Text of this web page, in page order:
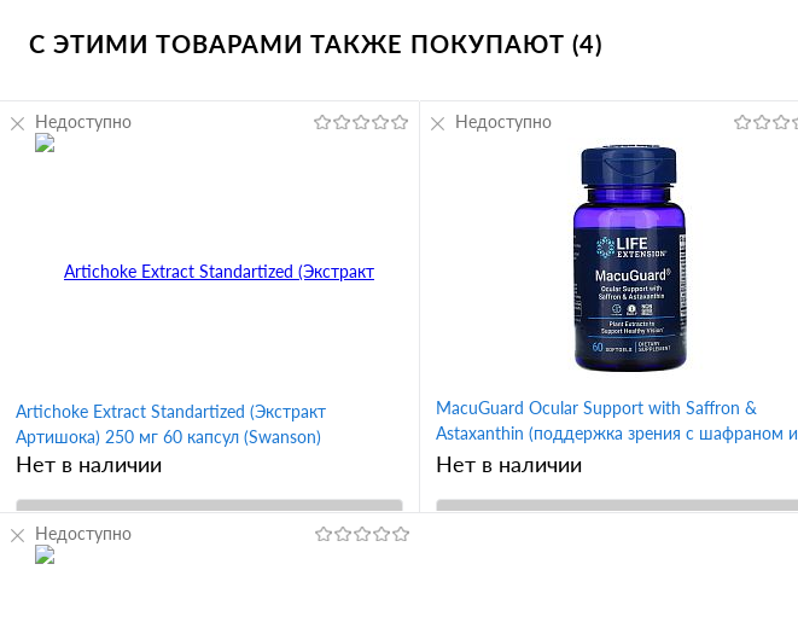
С ЭТИМИ ТОВАРАМИ ТАКЖЕ ПОКУПАЮТ (4)
Artichoke Extract Standartized (Экстракт
Артишока) 250 мг 60 капсул (Swanson)
Нет в наличии
Недоступно
MacuGuard Ocular Support with Saffron &
Astaxanthin (поддержка зрения с шафраном и
астаксантином) 60 капсул (Life Extension)
Нет в наличии
Недоступно
Недоступно